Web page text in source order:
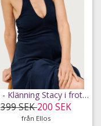
Ellos - Klänning Stacy i frotté - Blå - 38/40
399 SEK200 SEK
från Ellos